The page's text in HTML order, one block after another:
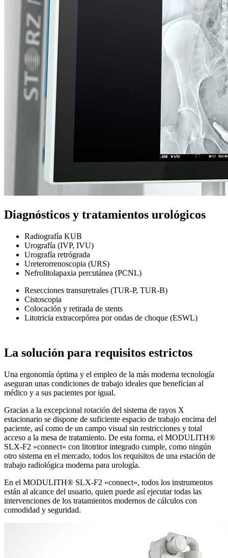
Diagnósticos y tratamientos urológicos
Radiografía KUB
Urografía (IVP, IVU)
Urografía retrógrada
Ureterorrenoscopia (URS)
Nefrolitolapaxia percutánea (PCNL)
Resecciones transuretrales (TUR-P, TUR-B)
Cistoscopia
Colocación y retirada de stents
Litotricia extracorpórea por ondas de choque (ESWL)
La solución para requisitos estrictos
Una ergonomía óptima y el empleo de la más moderna tecnología
aseguran unas condiciones de trabajo ideales que benefician al
médico y a sus pacientes por igual.
Gracias a la excepcional rotación del sistema de rayos X
estacionario se dispone de suficiente espacio de trabajo encima del
paciente, así como de un campo visual sin restricciones y total
acceso a la mesa de tratamiento. De esta forma, el MODULITH®
SLX-F2 »connect« con litotritor integrado cumple, como ningún
otro sistema en el mercado, todos los requisitos de una estación de
trabajo radiológica moderna para urología.
En el MODULITH® SLX-F2 »connect«, todos los instrumentos
están al alcance del usuario, quien puede así ejecutar todas las
intervenciones de los tratamientos modernos de cálculos con
comodidad y seguridad.